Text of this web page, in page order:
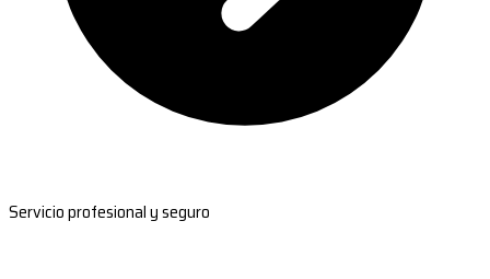
Servicio profesional y seguro